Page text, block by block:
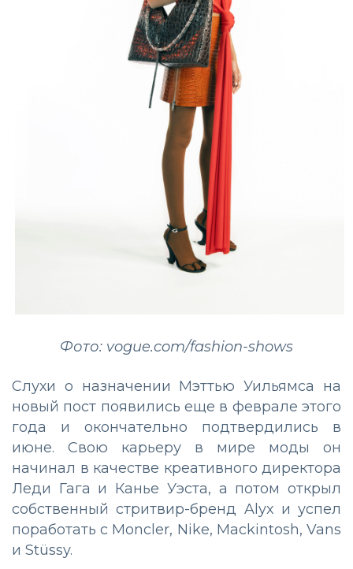
Фото: vogue.com/fashion-shows
Слухи о назначении Мэттью Уильямса на
новый пост появились еще в феврале этого
года и окончательно подтвердились в
июне. Свою карьеру в мире моды он
начинал в качестве креативного директора
Леди Гага и Канье Уэста, а потом открыл
собственный стритвир-бренд Alyx и успел
поработать с Moncler, Nike, Mackintosh, Vans
и Stüssy.